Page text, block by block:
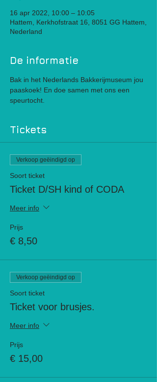
16 apr 2022, 10:00 – 10:05
Hattem, Kerkhofstraat 16, 8051 GG Hattem,
Nederland
De informatie
Bak in het Nederlands Bakkerijmuseum jou
paaskoek! En doe samen met ons een
speurtocht.
Tickets
Verkoop geëindigd op
Soort ticket
Ticket D/SH kind of CODA
Meer info
Prijs
€ 8,50
Verkoop geëindigd op
Soort ticket
Ticket voor brusjes.
Meer info
Prijs
€ 15,00